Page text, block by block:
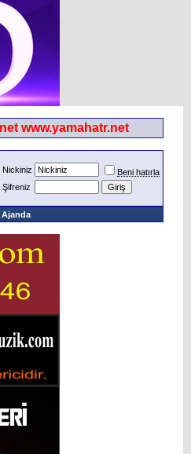
Nickiniz
Beni hatırla
Şifreniz
Ajanda